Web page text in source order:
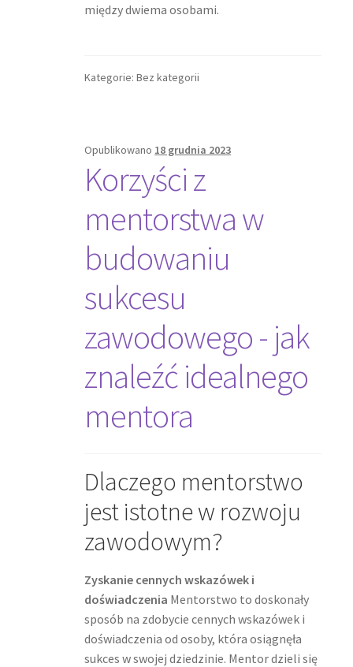
między dwiema osobami.
Kategorie: Bez kategorii
Opublikowano 18 grudnia 2023
Korzyści z
mentorstwa w
budowaniu
sukcesu
zawodowego - jak
znaleźć idealnego
mentora
Dlaczego mentorstwo
jest istotne w rozwoju
zawodowym?
Zyskanie cennych wskazówek i
doświadczenia Mentorstwo to doskonały
sposób na zdobycie cennych wskazówek i
doświadczenia od osoby, która osiągnęła
sukces w swojej dziedzinie. Mentor dzieli się